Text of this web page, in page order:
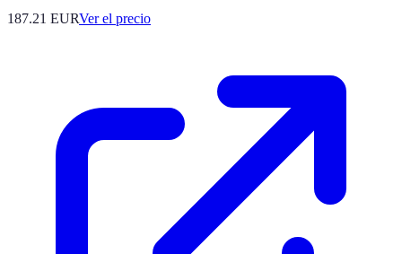
187.21 EURVer el precio